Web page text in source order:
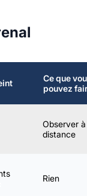
Ce que
pouvez
Observer à
distance
Rien